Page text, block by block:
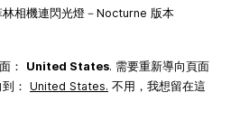
相機連閃光燈－Nocturne 版本
： United States. 需要重新導向頁面
： United States. 不用，我想留在這